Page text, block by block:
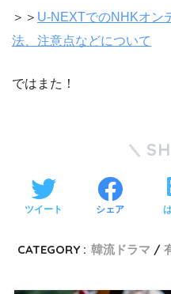
＞＞ U-NEXTでのNHKオン
法、注意点などについて
ではまた！
ツイート シェア
CATEGORY : 韓流ドラマ